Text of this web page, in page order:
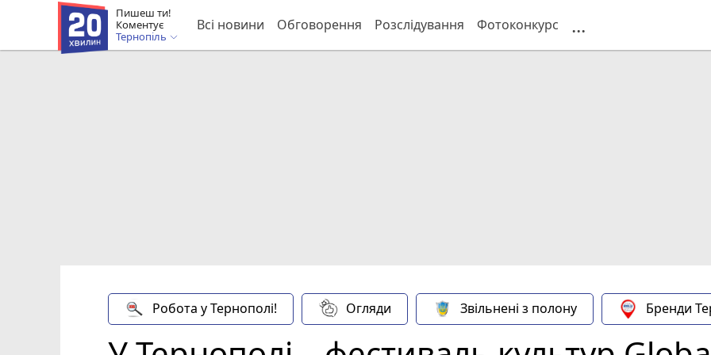
Пишеш ти!
Коментує
Тернопіль
Всі новини Обговорення Розслідування Фотоконкурс ...
Робота у Тернополі! Огляди Звільнені з полону Бренди